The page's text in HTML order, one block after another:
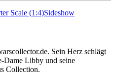
Scale (1:4)Sideshow
Sein Herz schlägt
Dame Libby und seine
Collection.